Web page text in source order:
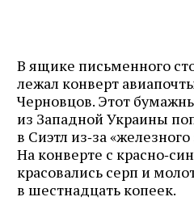
В ящике письменного
лежал конверт
Черновцов. Этот
из Западной Украины
в Сиэтл из‑за «железного
На конверте с
красовались серп и
в шестнадцать копеек.